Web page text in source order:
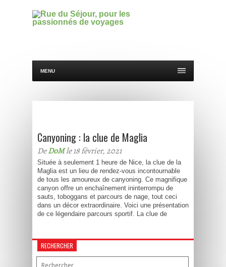
MENU
Canyoning : la clue de Maglia
DeDoMle 18 février, 2021
Située à seulement 1 heure de Nice, la clue de la
Maglia est un lieu de rendez-vous incontournable
de tous les amoureux de canyoning. Ce magnifique
canyon offre un enchaînement ininterrompu de
sauts, toboggans et parcours de nage, tout ceci
dans un décor extraordinaire. Voici une présentation
de ce légendaire parcours sportif. La clue de
RECHERCHER